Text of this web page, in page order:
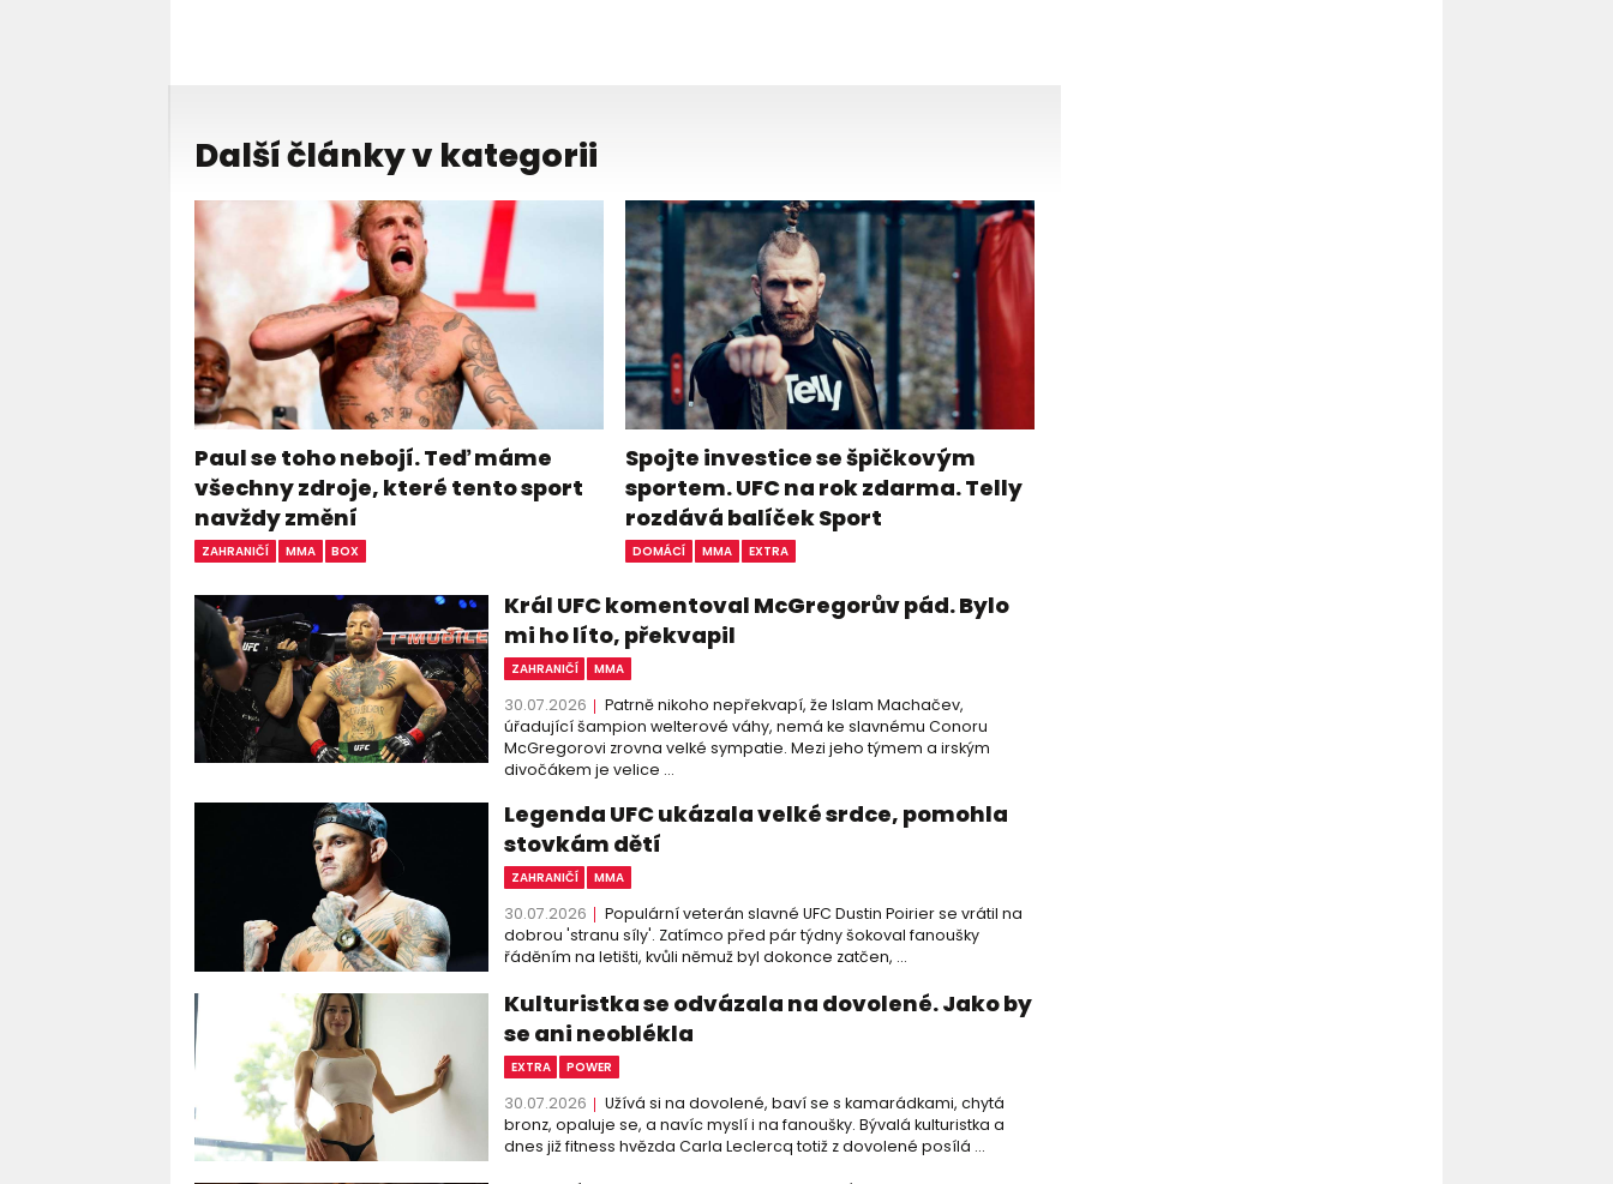
Další články v kategorii
Paul se toho nebojí. Teď máme
všechny zdroje, které tento sport
navždy změní
ZAHRANIČÍ MMA BOX
Spojte investice se špičkovým
sportem. UFC na rok zdarma. Telly
rozdává balíček Sport
DOMÁCÍ MMA EXTRA
Král UFC komentoval McGregorův pád. Bylo
mi ho líto, překvapil
ZAHRANIČÍ MMA
30.07.2026
Patrně nikoho nepřekvapí, že Islam Machačev,
úřadující šampion welterové váhy, nemá ke slavnému Conoru
McGregorovi zrovna velké sympatie. Mezi jeho týmem a irským
divočákem je velice ...
Legenda UFC ukázala velké srdce, pomohla
stovkám dětí
ZAHRANIČÍ MMA
30.07.2026
Populární veterán slavné UFC Dustin Poirier se vrátil na
dobrou 'stranu síly'. Zatímco před pár týdny šokoval fanoušky
řáděním na letišti, kvůli němuž byl dokonce zatčen, ...
Kulturistka se odvázala na dovolené. Jako by
se ani neoblékla
EXTRA POWER
30.07.2026
Užívá si na dovolené, baví se s kamarádkami, chytá
bronz, opaluje se, a navíc myslí i na fanoušky. Bývalá kulturistka a
dnes již fitness hvězda Carla Leclercq totiž z dovolené posílá ...